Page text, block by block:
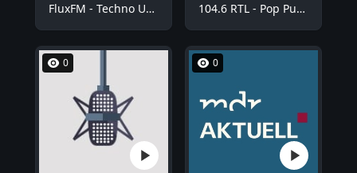
FluxFM - Techno Underground 104.6 RTL - Pop Punk
0 0